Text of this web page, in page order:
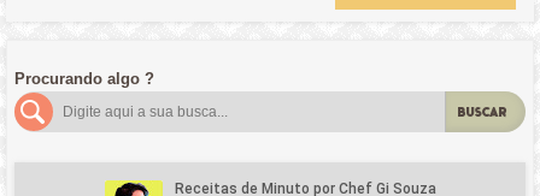
Procurando algo ?
BUSCAR